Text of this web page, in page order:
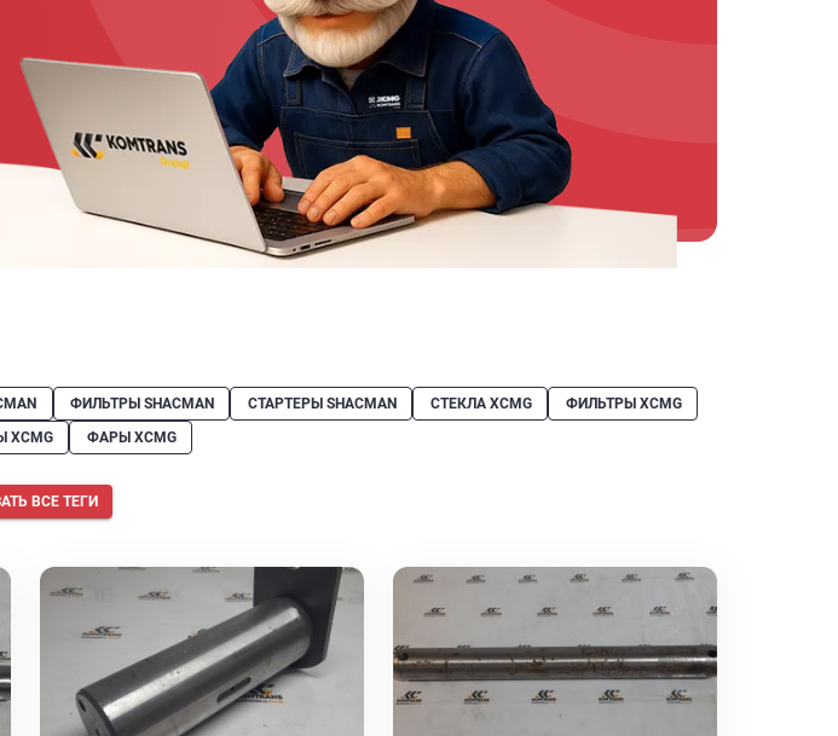
ФИЛЬТРЫ SHACMAN СТАРТЕРЫ SHACMAN СТЕКЛА XCMG
ФИЛЬТРЫ XCMG
ФАРЫ XCMG
ВСЕ ТЕГИ